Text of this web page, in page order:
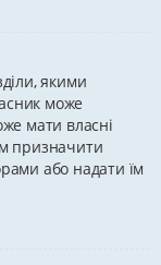
якими
може
мати власні
призначити
або надати їм